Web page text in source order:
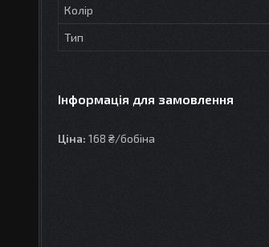
Колір
Тип
Інформація для замовлення
Ціна: 168 ₴/бобіна